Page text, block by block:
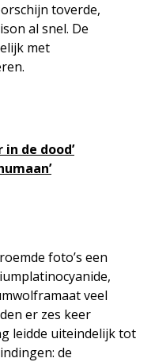
toverde,
al snel. De
met
de dood’
foto’s een
veel
er zes keer
leidde uiteindelijk tot
de